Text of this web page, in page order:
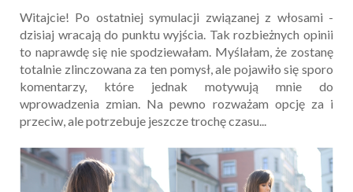
Witajcie! Po ostatniej symulacji związanej z włosami -
dzisiaj wracają do punktu wyjścia. Tak rozbieżnych opinii
to naprawdę się nie spodziewałam. Myślałam, że zostanę
totalnie zlinczowana za ten pomysł, ale pojawiło się sporo
komentarzy, które jednak motywują mnie do
wprowadzenia zmian. Na pewno rozważam opcję za i
przeciw, ale potrzebuje jeszcze trochę czasu...